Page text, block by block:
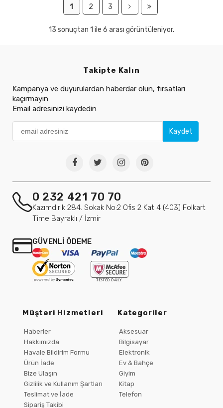
1 2 3
13 sonuçtan 1 ile 6 arası görüntüleniyor.
Takipte Kalın
Kampanya ve duyurulardan haberdar olun, fırsatları
kaçırmayın
Email adresinizi kaydedin
Kaydet
0 232 421 70 70
Kazımdirik 284. Sokak No:2 Ofis 2 Kat 4 (403) Folkart
Time Bayraklı / İzmir
GÜVENLİ ÖDEME
Müşteri Hizmetleri
Haberler
Hakkımızda
Havale Bildirim Formu
Ürün İade
Bize Ulaşın
Gizlilik ve Kullanım Şartları
Teslimat ve İade
Sipariş Takibi
Kategoriler
Aksesuar
Bilgisayar
Elektronik
Ev & Bahçe
Giyim
Kitap
Telefon